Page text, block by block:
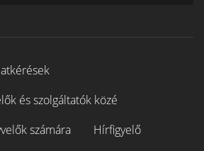
és szolgáltatók közé
számára
Hírfigyelő